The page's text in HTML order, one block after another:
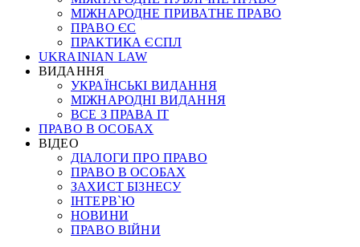
МІЖНАРОДНЕ ПРИВАТНЕ ПРАВО
ПРАВО ЄС
ПРАКТИКА ЄСПЛ
UKRAINIAN LAW
ВИДАННЯ
УКРАЇНСЬКІ ВИДАННЯ
МІЖНАРОДНІ ВИДАННЯ
ВСЕ З ПРАВА ІТ
ПРАВО В ОСОБАХ
ВІДЕО
ДІАЛОГИ ПРО ПРАВО
ПРАВО В ОСОБАХ
ЗАХИСТ БІЗНЕСУ
ІНТЕРВ`Ю
НОВИНИ
ПРАВО ВІЙНИ